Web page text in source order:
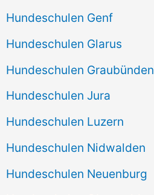
Hundeschulen Genf
Hundeschulen Glarus
Hundeschulen Graubünden
Hundeschulen Jura
Hundeschulen Luzern
Hundeschulen Nidwalden
Hundeschulen Neuenburg